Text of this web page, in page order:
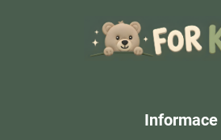
Informace